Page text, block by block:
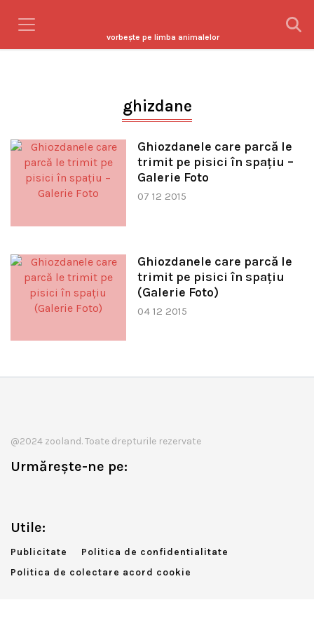
vorbeşte pe limba animalelor
ghizdane
Ghiozdanele care parcă le
trimit pe pisici în spaţiu –
Galerie Foto
07 12 2015
Ghiozdanele care parcă le
trimit pe pisici în spaţiu
(Galerie Foto)
04 12 2015
@2024 zooland. Toate drepturile rezervate
Urmărește-ne pe:
Utile:
Publicitate
Politica de confidentialitate
Politica de colectare acord cookie